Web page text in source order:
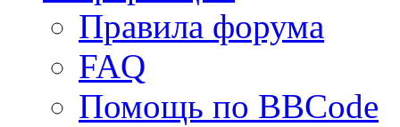
Правила форума
FAQ
Помощь по BBCode